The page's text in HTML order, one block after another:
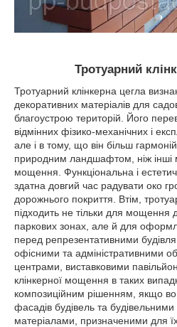
Тротуарний
Тротуарний клінкерна цегла
декоративних матеріалів для
благоустрою територій. Його
відмінних фізико-механічних і
але і в тому, що він більш
природним ландшафтом, ніж інші
мощення. Функціональна і
здатна довгий час радувати око
дорожнього покриття. Втім,
підходить не тільки для
паркових зонах, але й для
перед репрезентативними
офісними та адміністративними
центрами, виставковими
клінкерної мощення в таких
композиційним рішенням, якщо
фасадів будівель та
матеріалами, призначеними для